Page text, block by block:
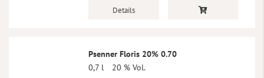
Details
Psenner Floris 20% 0.70
0,7 l
20 % Vol.